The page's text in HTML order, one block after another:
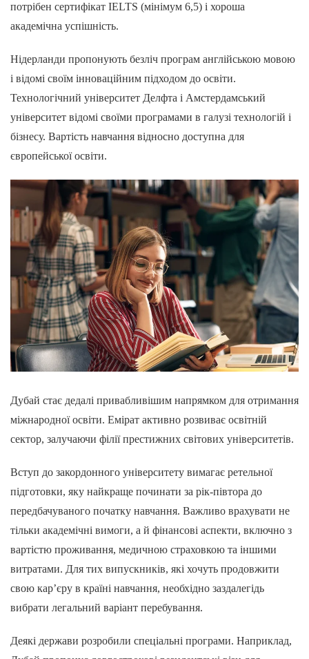
потрібен сертифікат IELTS (мінімум 6,5) і хороша
академічна успішність.
Нідерланди пропонують безліч програм англійською мовою
і відомі своїм інноваційним підходом до освіти.
Технологічний університет Делфта і Амстердамський
університет відомі своїми програмами в галузі технологій і
бізнесу. Вартість навчання відносно доступна для
європейської освіти.
Дубай стає дедалі привабливішим напрямком для отримання
міжнародної освіти. Емірат активно розвиває освітній
сектор, залучаючи філії престижних світових університетів.
Вступ до закордонного університету вимагає ретельної
підготовки, яку найкраще починати за рік-півтора до
передбачуваного початку навчання. Важливо врахувати не
тільки академічні вимоги, а й фінансові аспекти, включно з
вартістю проживання, медичною страховкою та іншими
витратами. Для тих випускників, які хочуть продовжити
свою кар’єру в країні навчання, необхідно заздалегідь
вибрати легальний варіант перебування.
Деякі держави розробили спеціальні програми. Наприклад,